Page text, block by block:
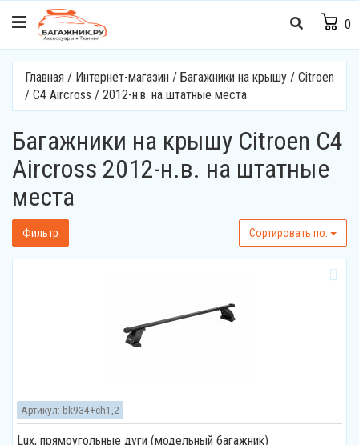
0
Главная / Интернет-магазин / Багажники на крышу / Citroen
/ C4 Aircross / 2012-н.в. на штатные места
Багажники на крышу Citroen C4
Aircross 2012-н.в. на штатные
места
Фильтр Cортировать по:
Lux, прямоугольные дуги (модельный багажник)
Артикул: bk934+ch1,2